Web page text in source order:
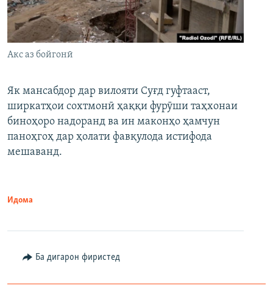
Акс аз бойгонӣ
Як мансабдор дар вилояти Суғд гуфтааст,
ширкатҳои сохтмонӣ ҳаққи фурӯши таҳхонаи
биноҳоро надоранд ва ин маконҳо ҳамчун
паноҳгоҳ дар ҳолати фавқулода истифода
мешаванд.
Идома
Ба дигарон фиристед